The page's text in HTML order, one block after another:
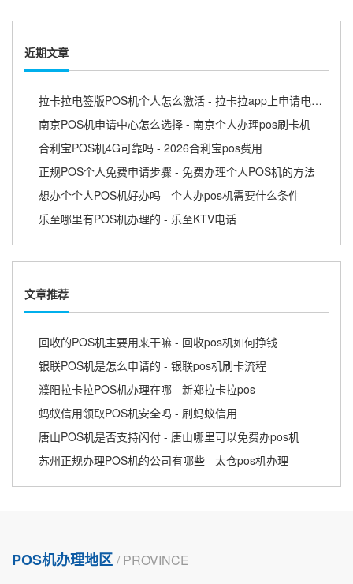
近期文章
拉卡拉电签版POS机个人怎么激活 - 拉卡拉app上申请电签pos需要收费吗
南京POS机申请中心怎么选择 - 南京个人办理pos刷卡机
合利宝POS机4G可靠吗 - 2026合利宝pos费用
正规POS个人免费申请步骤 - 免费办理个人POS机的方法
想办个个人POS机好办吗 - 个人办pos机需要什么条件
乐至哪里有POS机办理的 - 乐至KTV电话
文章推荐
回收的POS机主要用来干嘛 - 回收pos机如何挣钱
银联POS机是怎么申请的 - 银联pos机刷卡流程
濮阳拉卡拉POS机办理在哪 - 新郑拉卡拉pos
蚂蚁信用领取POS机安全吗 - 刷蚂蚁信用
唐山POS机是否支持闪付 - 唐山哪里可以免费办pos机
苏州正规办理POS机的公司有哪些 - 太仓pos机办理
POS机办理地区 / PROVINCE